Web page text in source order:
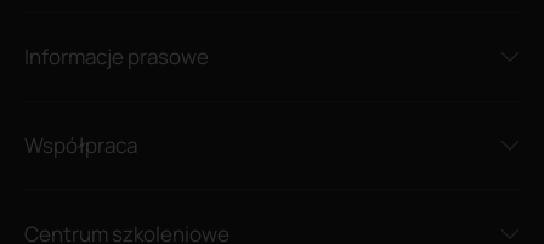
Informacje prasowe
Współpraca
Centrum szkoleniowe